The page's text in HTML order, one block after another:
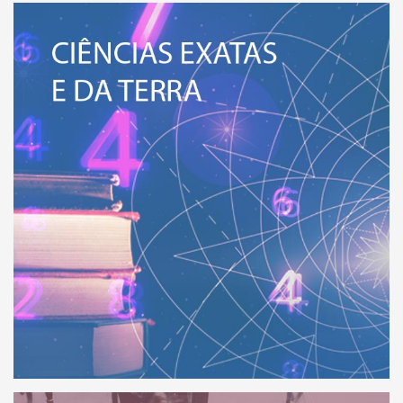
a relação de todos os Institutos
Exatas e da Terra.
VEJA MAIS
HUMANAS,